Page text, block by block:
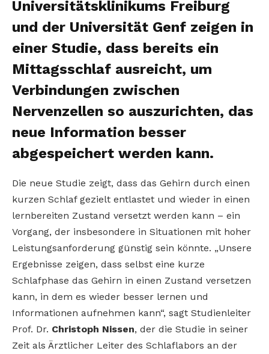
Universitätsklinikums Freiburg
und der Universität Genf zeigen in
einer Studie, dass bereits ein
Mittagsschlaf ausreicht, um
Verbindungen zwischen
Nervenzellen so auszurichten, das
neue Information besser
abgespeichert werden kann.
Die neue Studie zeigt, dass das Gehirn durch einen
kurzen Schlaf gezielt entlastet und wieder in einen
lernbereiten Zustand versetzt werden kann – ein
Vorgang, der insbesondere in Situationen mit hoher
Leistungsanforderung günstig sein könnte. „Unsere
Ergebnisse zeigen, dass selbst eine kurze
Schlafphase das Gehirn in einen Zustand versetzen
kann, in dem es wieder besser lernen und
Informationen aufnehmen kann“, sagt Studienleiter
Prof. Dr. Christoph Nissen, der die Studie in seiner
Zeit als Ärztlicher Leiter des Schlaflabors an der